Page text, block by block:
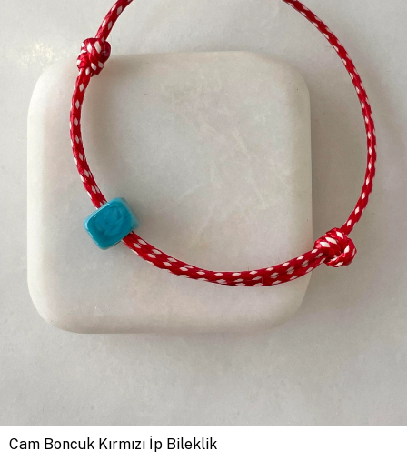
Cam Boncuk Kırmızı İp Bileklik